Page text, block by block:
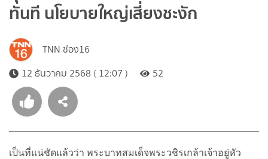
ทันที นโยบายใหญ่เสี่ยงชะงัก
TNN ช่อง16
12 ธันวาคม 2568 ( 12:07 )
52
เป็นที่แน่ชัดแล้วว่า พระบาทสมเด็จพระวชิรเกล้าเจ้าอยู่หัว